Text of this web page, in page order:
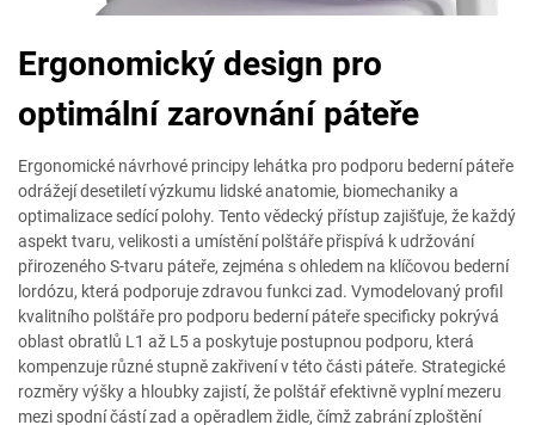
Ergonomický design pro
optimální zarovnání páteře
Ergonomické návrhové principy lehátka pro podporu bederní páteře
odrážejí desetiletí výzkumu lidské anatomie, biomechaniky a
optimalizace sedící polohy. Tento vědecký přístup zajišťuje, že každý
aspekt tvaru, velikosti a umístění polštáře přispívá k udržování
přirozeného S-tvaru páteře, zejména s ohledem na klíčovou bederní
lordózu, která podporuje zdravou funkci zad. Vymodelovaný profil
kvalitního polštáře pro podporu bederní páteře specificky pokrývá
oblast obratlů L1 až L5 a poskytuje postupnou podporu, která
kompenzuje různé stupně zakřivení v této části páteře. Strategické
rozměry výšky a hloubky zajistí, že polštář efektivně vyplní mezeru
mezi spodní částí zad a opěradlem židle, čímž zabrání zploštění